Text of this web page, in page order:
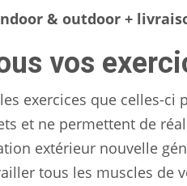
& outdoor +
vos
exercices que celles-ci
et ne permettent de
extérieur nouvelle
tous les muscles de